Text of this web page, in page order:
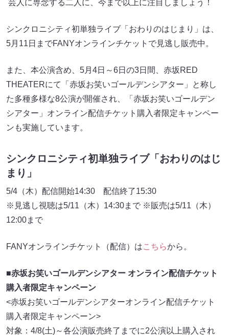
芸人に専念する二人に、今まで以上に注目しましょう！
シンクロニシティ初単独ライブ「おわりのはじまり」は、
5月11日までFANYオンラインチケットで見逃し販売中。
また、本公演含め、5月4日～6日の3日間、赤坂RED
THEATERにて「赤坂お笑いゴールデンシアター」と称し
た多種多様な8公演が開催され、「赤坂お笑いゴールデン
シアター」オンライン配信チケット購入者限定キャンペー
ンも実施しています。
シンクロニシティ初単独ライブ「おわりのはじ
まり」
5/4（木）配信開始14:30 配信終了15:30
※見逃し視聴は5/11（木）14:30まで ※販売は5/11（木）
12:00まで
FANYオンラインチケット（配信）はこちらから。
■⾚坂お笑いゴールデンシアター オンライン配信チケット
購⼊者限定キャンペーン
<赤坂お笑いゴールデンシアターオンライン配信チケット
購入者限定キャンペーン>
対象：4/8(土)～各公演販売終了までに2公演以上購入され